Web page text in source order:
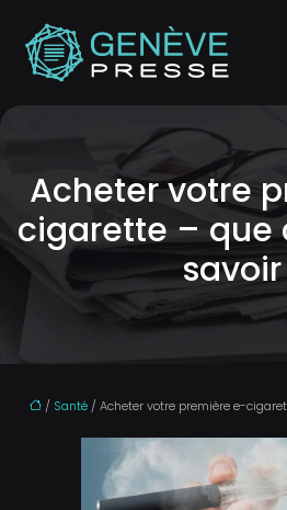
Acheter votre
cigarette – que
savoir
/ Santé / Acheter votre première e-